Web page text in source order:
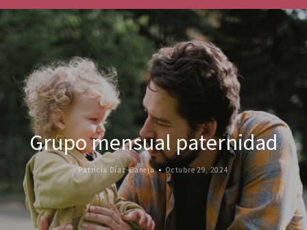
Grupo mensual paternidad
Patricia Díaz-Caneja Octubre 29, 2024